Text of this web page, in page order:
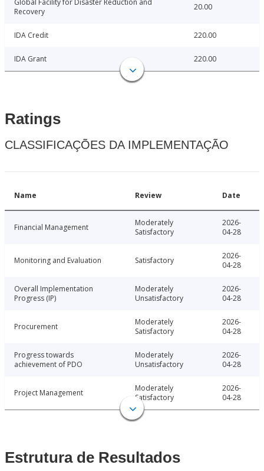
Global Facility for Disaster Reduction and
Recovery
20.00
IDA Credit 220.00
IDA Grant 220.00
Ratings
CLASSIFICAÇÕES DA IMPLEMENTAÇÃO
Name Review Date
Financial Management
Moderately
Satisfactory
2026-
04-28
Monitoring and Evaluation Satisfactory
2026-
04-28
Overall Implementation
Progress (IP)
Moderately
Unsatisfactory
2026-
04-28
Procurement
Moderately
Satisfactory
2026-
04-28
Progress towards
achievement of PDO
Moderately
Unsatisfactory
2026-
04-28
Project Management
Moderately
Satisfactory
2026-
04-28
Estrutura de Resultados